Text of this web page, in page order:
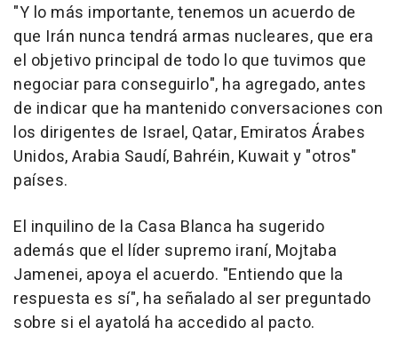
"Y lo más importante, tenemos un acuerdo de
que Irán nunca tendrá armas nucleares, que era
el objetivo principal de todo lo que tuvimos que
negociar para conseguirlo", ha agregado, antes
de indicar que ha mantenido conversaciones con
los dirigentes de Israel, Qatar, Emiratos Árabes
Unidos, Arabia Saudí, Bahréin, Kuwait y "otros"
países.
El inquilino de la Casa Blanca ha sugerido
además que el líder supremo iraní, Mojtaba
Jamenei, apoya el acuerdo. "Entiendo que la
respuesta es sí", ha señalado al ser preguntado
sobre si el ayatolá ha accedido al pacto.